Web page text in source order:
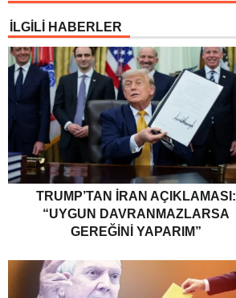
İLGİLİ HABERLER
TRUMP’TAN İRAN AÇIKLAMASI:
“UYGUN DAVRANMAZLARSA
GEREĞINI YAPARIM”